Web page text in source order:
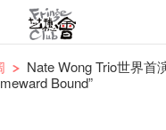
Nate Wong Trio世界首
Bound”